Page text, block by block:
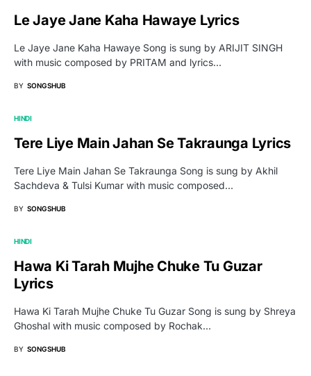
Le Jaye Jane Kaha Hawaye Lyrics
Le Jaye Jane Kaha Hawaye Song is sung by ARIJIT SINGH
with music composed by PRITAM and lyrics…
BY SONGSHUB
HINDI
Tere Liye Main Jahan Se Takraunga Lyrics
Tere Liye Main Jahan Se Takraunga Song is sung by Akhil
Sachdeva & Tulsi Kumar with music composed…
BY SONGSHUB
HINDI
Hawa Ki Tarah Mujhe Chuke Tu Guzar
Lyrics
Hawa Ki Tarah Mujhe Chuke Tu Guzar Song is sung by Shreya
Ghoshal with music composed by Rochak…
BY SONGSHUB